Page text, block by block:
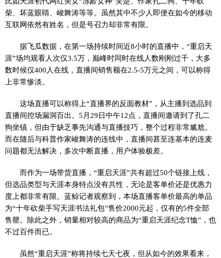
柴、坏蓝眼睛、峻舞涛等等。虽然其中不少人即便在如今的移动
互联网依然有姓名，但是号召力却非常有限。
据飞瓜数据，在第一场持续时间近8小时的直播中，“重启天
涯”场均观看人次仅3.5万，巅峰时同时在线人数刚刚过千，大多
数时候仅400人在线，直播间销售额在2.5-5万元之间，可以称得
上非常惨淡。
这场直播可以称得上“直播界的反面教材”，从主播到选品到
直播间控场漏洞百出。5月29日中午12点，直播间邀请到了孔二
狗坐镇，但由于缺乏事先沟通与直播技巧，整个过程非常尴尬。
而在随后与科普作家峻舞涛的连线中，直播间甚至连基本的连麦
问题都无法解决，多次中断直播，用户体验极差。
而作为一场带货直播，“重启天涯”共有超过50个链接上线，
但选品类型与天涯本身特点没有共性，无论是客单价还是优惠力
度上都非常有限。蓝鲸记者观察到，本场直播客单价最高的单品
为“十年砍柴手写天涯书法礼包”售价2000元起，仅有的5件全部
售罄。除此之外，销量相对较高的商品为“重启天涯纪念T恤”，也
不过百件而已。
虽然“重启天涯”称将持续七天七夜，但从如今的效果看来，